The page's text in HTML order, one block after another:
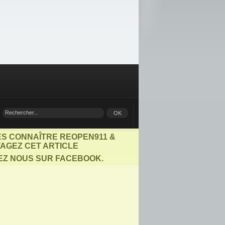
CONNAÎTRE REOPEN911 &
CET ARTICLE
NOUS SUR FACEBOOK.